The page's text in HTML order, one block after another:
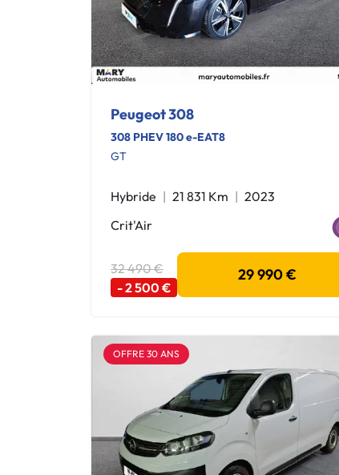
Peugeot 308
308 PHEV 180 e-EAT8
GT
Hybride 21 831 Km
2023
Crit'Air
32 490 €
- 2 500 €
29 990 €
OFFRE 30 ANS